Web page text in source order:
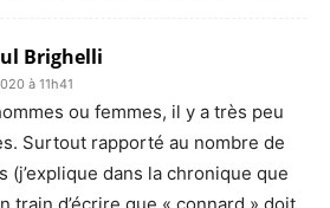
Brighelli
à 11h41
ou femmes, il y a très peu
Surtout rapporté au nombre de
(j’explique dans la chronique que